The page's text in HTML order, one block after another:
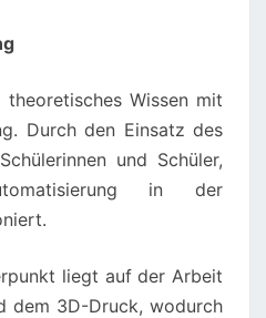
Wissen mit
Durch den Einsatz des
und Schüler,
in der
liegt auf der Arbeit
dem 3D-Druck, wodurch